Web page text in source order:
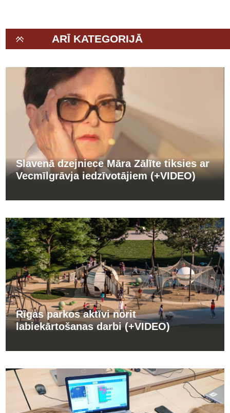
ARĪ KATEGORIJĀ
Slavenā dzejniece Māra Zālīte tiksies ar
Vecmīlgrāvja iedzīvotājiem (+VIDEO)
Rīgas parkos aktīvi norit
labiekārtošanas darbi (+VIDEO)